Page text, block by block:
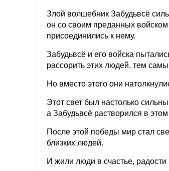
Злой волшебник Забудьвсё
он со своим преданных
присоединились к нему.
Забудьвсё и его войска
рассорить этих людей, тем
Но вместо этого они
Этот свет был настолько
а Забудьвсё растворился в этом
После этой победы мир стал
близких людей.
И жили люди в счастье, радости